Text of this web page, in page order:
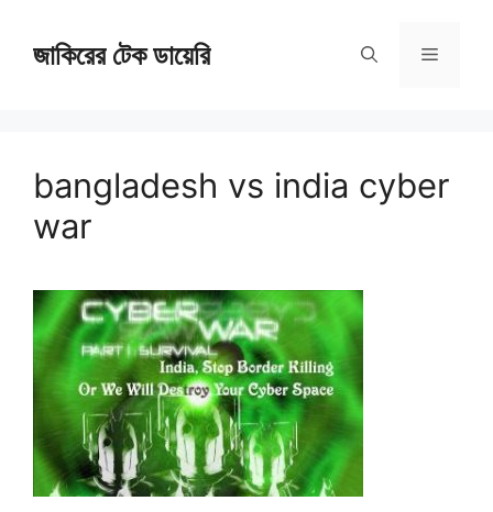
জাকিরের টেক ডায়েরি Menu
bangladesh vs india cyber
war